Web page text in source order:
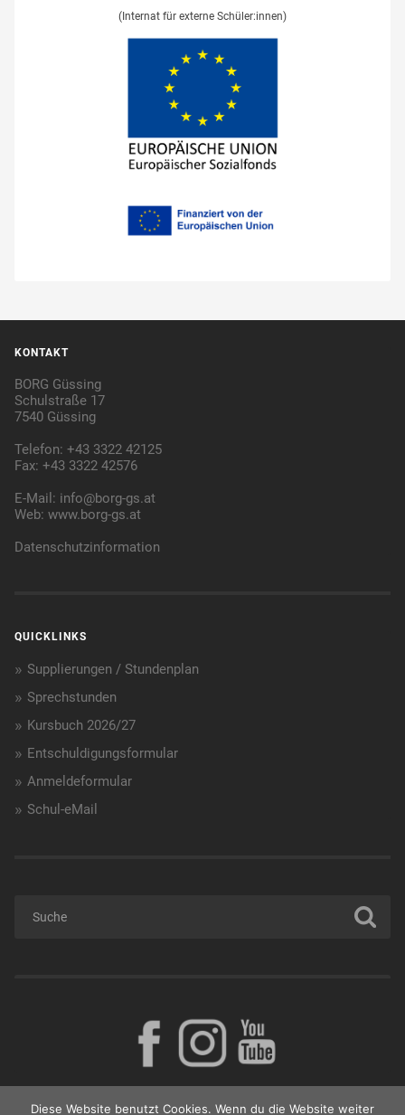
(Internat für externe Schüler:innen)
KONTAKT
BORG Güssing
Schulstraße 17
7540 Güssing
Telefon: +43 3322 42125
Fax: +43 3322 42576
E-Mail: info@borg-gs.at
Web:www.borg-gs.at
Datenschutzinformation
QUICKLINKS
Supplierungen / Stundenplan
Sprechstunden
Kursbuch 2026/27
Entschuldigungsformular
Anmeldeformular
Schul-eMail
Diese Website benutzt Cookies. Wenn du die Website weiter